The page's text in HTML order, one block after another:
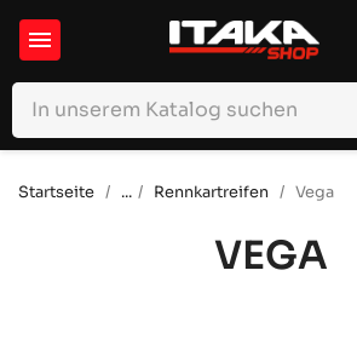

Startseite ... Rennkartreifen Vega
VEGA